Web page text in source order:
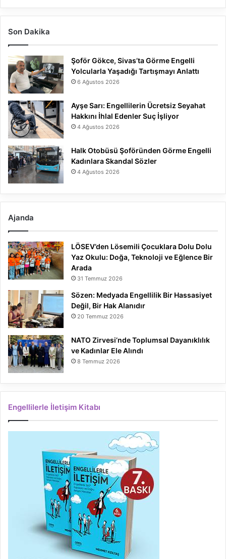
Son Dakika
Şoför Gökce, Sivas’ta Görme Engelli
Yolcularla Yaşadığı Tartışmayı Anlattı
6 Ağustos 2026
Ayşe Sarı: Engellilerin Ücretsiz Seyahat
Hakkını İhlal Edenler Suç İşliyor
4 Ağustos 2026
Halk Otobüsü Şoföründen Görme Engelli
Kadınlara Skandal Sözler
4 Ağustos 2026
Ajanda
LÖSEV’den Lösemili Çocuklara Dolu Dolu
Yaz Okulu: Doğa, Teknoloji ve Eğlence Bir
Arada
31 Temmuz 2026
Sözen: Medyada Engellilik Bir Hassasiyet
Değil, Bir Hak Alanıdır
20 Temmuz 2026
NATO Zirvesi’nde Toplumsal Dayanıklılık
ve Kadınlar Ele Alındı
8 Temmuz 2026
Engellilerle İletişim Kitabı